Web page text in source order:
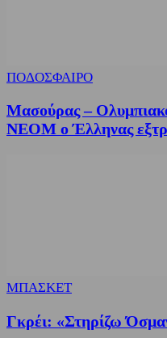
ΠΟΔΟΣΦΑΙΡΟ
Μασούρας –
ΝΕΟΜ ο Έλληνας
ΜΠΑΣΚΕΤ
Γκρέι: «Στηρίζω